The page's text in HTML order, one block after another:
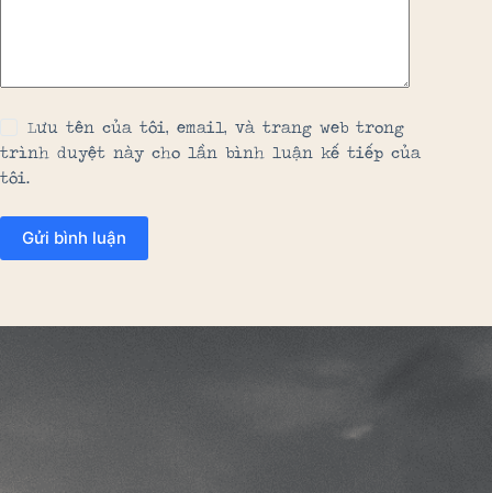
Lưu tên của tôi, email, và trang web trong
trình duyệt này cho lần bình luận kế tiếp của
tôi.
Gửi bình luận